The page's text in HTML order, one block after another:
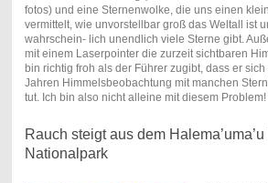
fotos) und eine Sternenwolke, die uns einen
vermittelt, wie unvorstellbar groß das Weltall ist
wahrschein- lich unendlich viele Sterne gibt.
mit einem Laserpointer die zurzeit sichtbaren
bin richtig froh als der Führer zugibt, dass er
Jahren Himmelsbeobachtung mit manchen
tut. Ich bin also nicht alleine mit diesem Problem!
Rauch steigt aus dem
Nationalpark